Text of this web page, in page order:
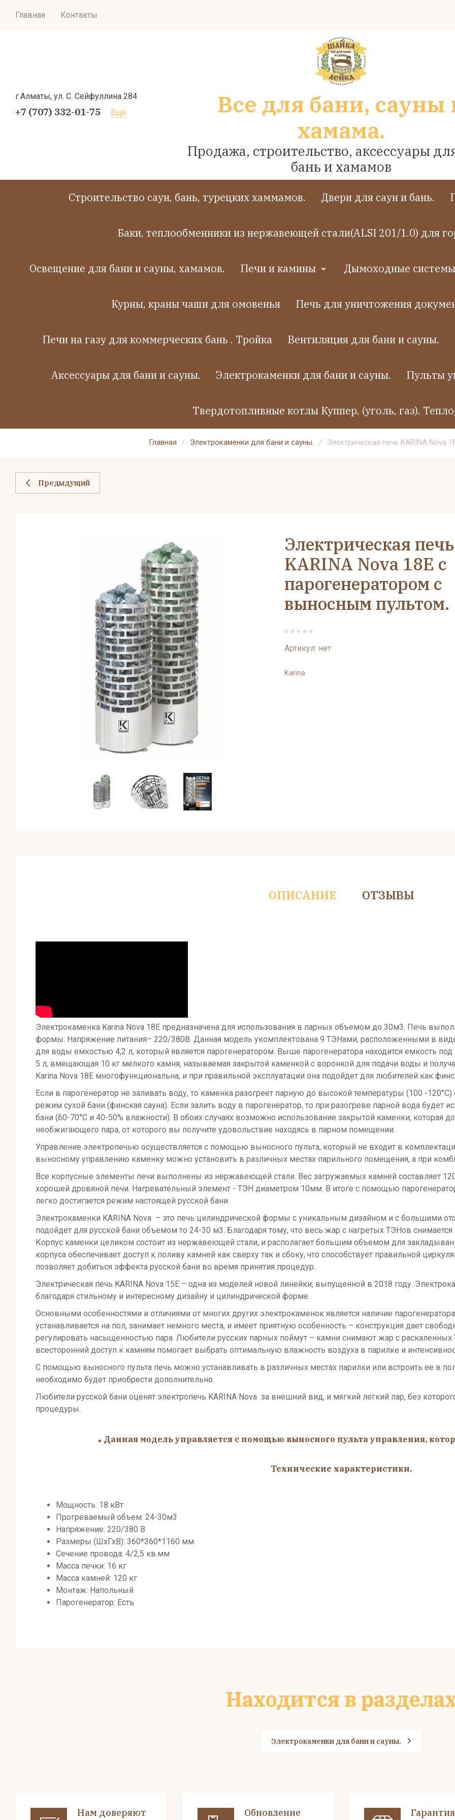
Главная Контакты
г.Алматы, ул. С. Сейфуллина 284
+7 (707) 332-01-75 Ещё
Все для бани, сауны
хамама.
Продажа, строительство, аксессуары
бань и хамамов
Cтроительство саун, бань, турецких хаммамов. Двери для саун и бань.
Баки, теплообменники из нержавеющей стали(ALSI 201/1.0) для
Освещение для бани и сауны, хамамов. Печи и камины Дымоходные
Курны, краны чаши для омовенья Печь для уничтожения
Печи на газу для коммерческих бань . Тройка Вентиляция для бани и сауны.
Аксессуары для бани и сауны. Электрокаменки для бани и сауны. Пульты
Твердотопливные котлы Куппер. (уголь, газ).
Главная / Электрокаменки для бани и сауны. / Электрическая печь KARINA Nova
Предыдущий
Электрическая печь
KARINA Nova 18Е с
парогенератором c
выносным пультом.
Артикул: нет
Karina
ОПИСАНИЕ ОТЗЫВЫ
Электрокаменка Karina Nova 18E предназначена для использования в парных объемом до 30м3. Печь
формы. Напряжение питания– 220/380В. Данная модель укомплектована 9 ТЭНами, расположенными в виде
для воды емкостью 4,2 л, который является парогенератором. Выше парогенератора находится
5 л, вмещающая 10 кг мелкого камня, называемая закрытой каменкой с воронкой для подачи воды и
Karina Nova 18E многофункциональна, и при правильной эксплуатации она подойдет для любителей как
Если в парогенератор не заливать воду, то каменка разогреет парную до высокой температуры (100 -
режим сухой бани (финская сауна). Если залить воду в парогенератор, то при разогреве парной вода будет
бани (60-70°C и 40-50% влажности). В обоих случаях возможно использование закрытой каменки, которая
необжигающего пара, от которого вы получите удовольствие находясь в парном помещении.
Управление электропечью осуществляется с помощью выносного пульта, который не входит в
выносному управлению каменку можно установить в различных местах парильного помещения, а при
Все корпусные элементы печи выполнены из нержавеющей стали. Вес загружаемых камней составляет
хорошей дровяной печи. Нагревательный элемент - ТЭН диаметром 10мм. В итоге с помощью
легко достигается режим настоящей русской бани.
Электрокаменки KARINA Nova – это печь цилиндрической формы с уникальным дизайном и с большими
подойдет для русской бани объемом то 24-30 м3. Благодаря тому, что весь жар с нагретых ТЭНов
Корпус каменки целиком состоит из нержавеющей стали, и располагает большим объемом для
корпуса обеспечивает доступ к поливу камней как сверху так и сбоку, что способствует правильной
позволяет добиться эффекта русской бани во время принятия процедур.
Электрическая печь KARINA Nova 15E – одна из моделей новой линейки, выпущенной в 2018 году.
благодаря стильному и интересному дизайну и цилиндрической форме.
Основными особенностями и отличиями от многих других электрокаменок является наличие
устанавливается на пол, занимает немного места, и имеет приятную особенность – конструкция дает
регулировать насыщенностью пара. Любители русских парных поймут – камни снимают жар с раскаленных
всесторонний доступ к камням помогает выбрать оптимальную влажность воздуха в парилке и
С помощью выносного пульта печь можно устанавливать в различных местах парилки или встроить ее в
необходимо будет приобрести дополнительно.
Любители русской бани оценят электропечь KARINA Nova за внешний вид, и мягкий легкий пар, без
процедуры.
. Данная модель управляется с помощью выносного пульта управления,
Технические характеристики.
Мощность: 18 кВт
Прогреваемый объем: 24-30м3
Напряжение: 220/380 В
Размеры (ШхГхВ): 360*360*1160 мм
Сечение провода: 4/2,5 кв.мм
Масса печки: 16 кг
Масса камней: 120 кг
Монтаж: Напольный
Парогенератор: Есть
Находится в
Электрокаменки для бани и сауны.
Нам доверяют
Обновление
Гарантия